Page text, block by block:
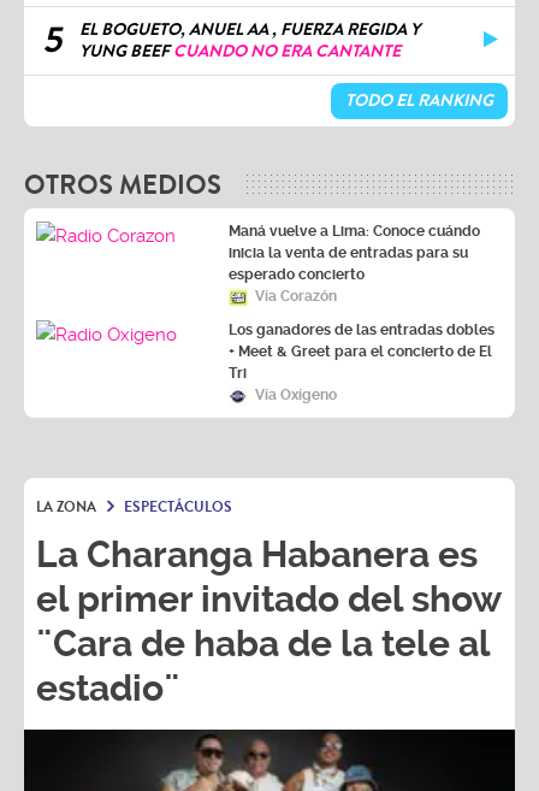
5
EL BOGUETO, ANUEL AA , FUERZA REGIDA Y
YUNG BEEFCUANDO NO ERA CANTANTE
TODO EL RANKING
OTROS MEDIOS
Maná vuelve a Lima: Conoce cuándo
inicia la venta de entradas para su
esperado concierto
Vía Corazón
Los ganadores de las entradas dobles
+ Meet & Greet para el concierto de El
Tri
Vía Oxígeno
LA ZONA ESPECTÁCULOS
La Charanga Habanera es
el primer invitado del show
¨Cara de haba de la tele al
estadio¨